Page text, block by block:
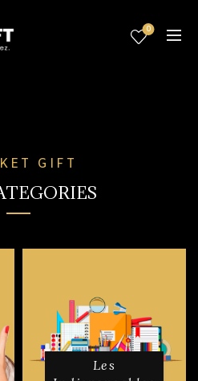
0
GIFT
Les